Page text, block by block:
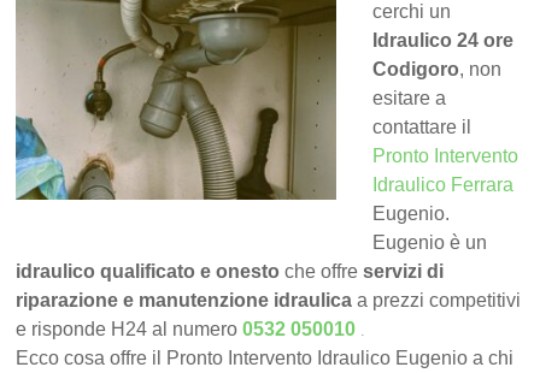
cerchi un
Idraulico 24 ore
Codigoro, non
esitare a
contattare il
Pronto Intervento
Idraulico Ferrara
Eugenio.
Eugenio è un
idraulico qualificato e onesto che offreservizi di
riparazione e manutenzione idraulica a prezzi competitivi
e risponde H24 al numero0532 050010 .
Ecco cosa offre il Pronto Intervento Idraulico Eugenio a chi